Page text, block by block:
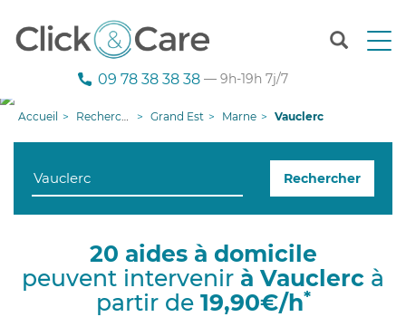
T
n
g
i
09 78 38 38 38 — 9h-19h 7j/7
Accueil Recherche aide à domicile Grand Est Marne Vauclerc
Rechercher
20 aides à domicile
peuvent intervenir à Vauclerc à
partir de 19,90€/h*